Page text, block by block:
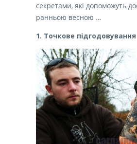
секретами, які допоможуть
ранньою весною …
1. Точкове підгодовування